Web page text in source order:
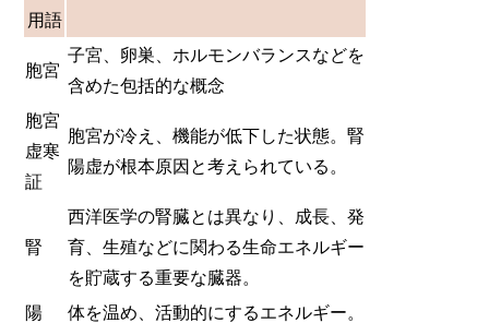
用語
胞宮
子宮、卵巣、ホルモンバランスなどを
含めた包括的な概念
胞宮
虚寒
証
胞宮が冷え、機能が低下した状態。腎
陽虚が根本原因と考えられている。
腎
西洋医学の腎臓とは異なり、成長、発
育、生殖などに関わる生命エネルギー
を貯蔵する重要な臓器。
陽
体を温め、活動的にするエネルギー。